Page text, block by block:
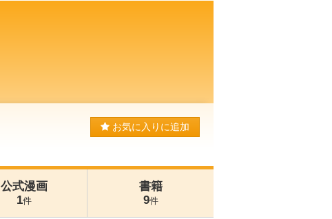
お気に入りに追加
公式漫画
1件
書籍
9件